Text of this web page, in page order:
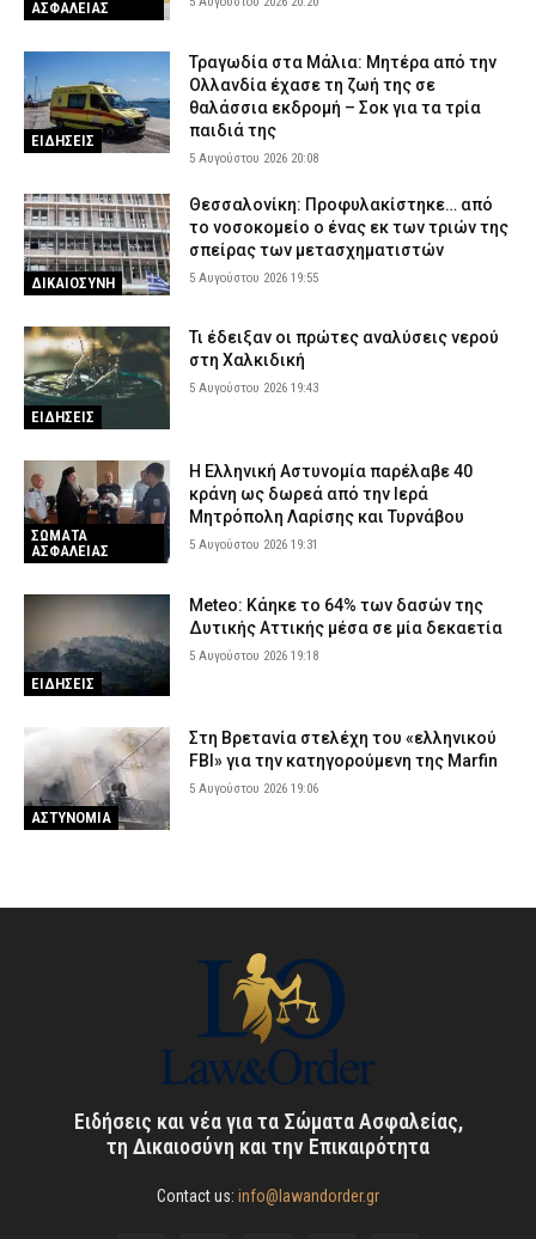
ΑΣΦΑΛΕΙΑΣ
ΕΙΔΗΣΕΙΣ
Τραγωδία στα Μάλια: Μητέρα από την
Ολλανδία έχασε τη ζωή της σε
θαλάσσια εκδρομή – Σοκ για τα τρία
παιδιά της
5 Αυγούστου 2026 20:08
ΔΙΚΑΙΟΣΥΝΗ
Θεσσαλονίκη: Προφυλακίστηκε… από
το νοσοκομείο ο ένας εκ των τριών της
σπείρας των μετασχηματιστών
5 Αυγούστου 2026 19:55
ΕΙΔΗΣΕΙΣ
Τι έδειξαν οι πρώτες αναλύσεις νερού
στη Χαλκιδική
5 Αυγούστου 2026 19:43
ΣΩΜΑΤΑ
ΑΣΦΑΛΕΙΑΣ
Η Ελληνική Αστυνομία παρέλαβε 40
κράνη ως δωρεά από την Ιερά
Μητρόπολη Λαρίσης και Τυρνάβου
5 Αυγούστου 2026 19:31
ΕΙΔΗΣΕΙΣ
Meteo: Κάηκε το 64% των δασών της
Δυτικής Αττικής μέσα σε μία δεκαετία
5 Αυγούστου 2026 19:18
ΑΣΤΥΝΟΜΙΑ
Στη Βρετανία στελέχη του «ελληνικού
FBI» για την κατηγορούμενη της Marfin
5 Αυγούστου 2026 19:06
Ειδήσεις και νέα για τα Σώματα Ασφαλείας,
τη Δικαιοσύνη και την Επικαιρότητα
Contact us: info@lawandorder.gr